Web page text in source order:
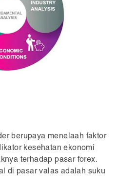
berupaya menelaah faktor
kesehatan ekonomi
terhadap pasar forex.
di pasar valas adalah suku